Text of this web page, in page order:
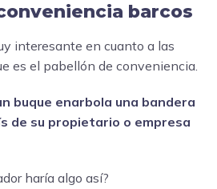
barcos
interesante en cuanto a las
es el pabellón de conveniencia.
buque enarbola una bandera
de su propietario o empresa
haría algo así?